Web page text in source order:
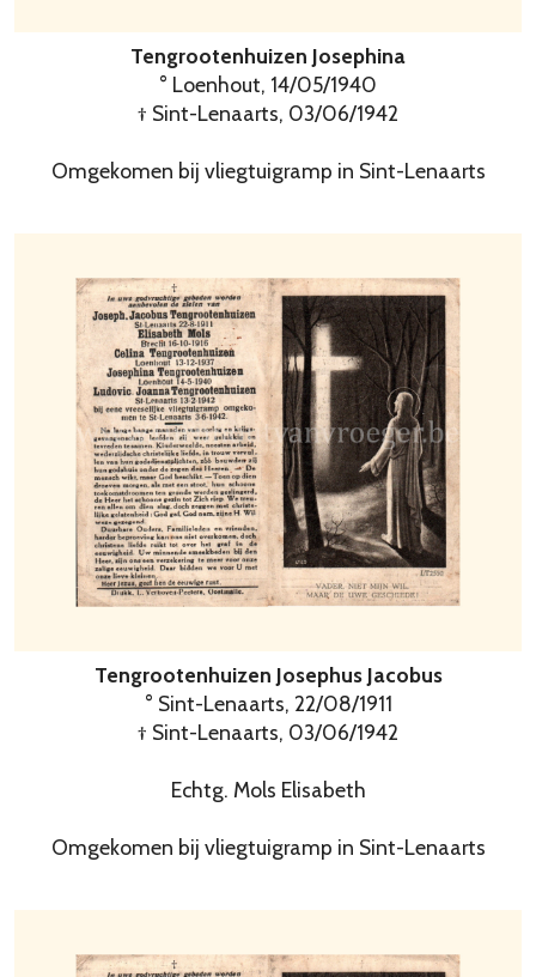
Tengrootenhuizen Josephina
° Loenhout, 14/05/1940
† Sint-Lenaarts, 03/06/1942
Omgekomen bij vliegtuigramp in Sint-Lenaarts
Tengrootenhuizen Josephus Jacobus
° Sint-Lenaarts, 22/08/1911
† Sint-Lenaarts, 03/06/1942
Echtg. Mols Elisabeth
Omgekomen bij vliegtuigramp in Sint-Lenaarts